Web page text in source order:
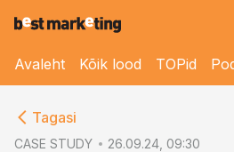
Avaleht Kõik lood TOPid
Tagasi
CASE STUDY 26.09.24, 09:30